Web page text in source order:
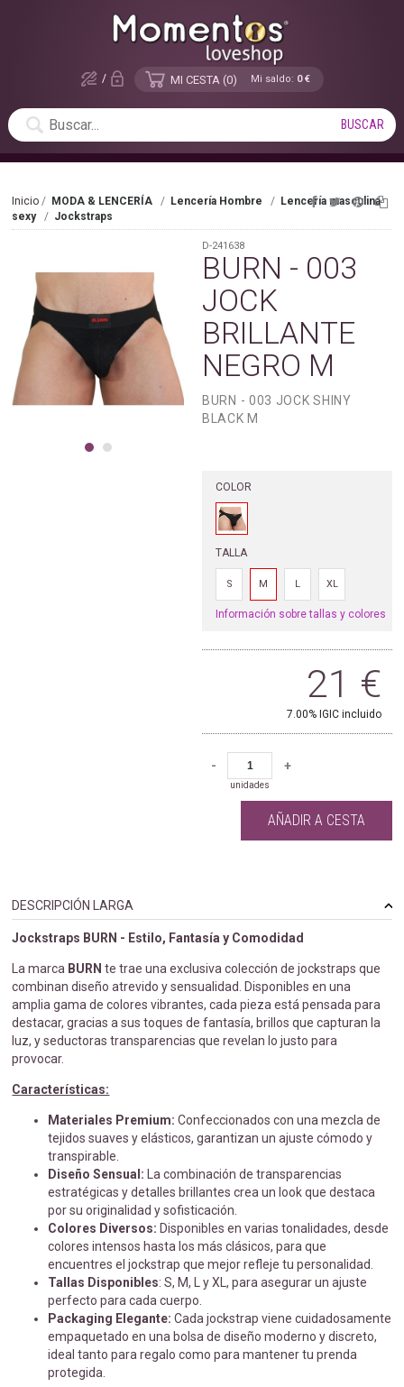
/ MI CESTA 0 Mi saldo: 0 €
Inicio MODA & LENCERÍA Lencería Hombre
Lencería masculina
sexy
Jockstraps
D-241638
BURN - 003
JOCK
BRILLANTE
NEGRO M
BURN - 003 JOCK SHINY
BLACK M
COLOR
TALLA
S M L XL
Información sobre tallas y colores
21 €
7.00% IGIC incluido
-
unidades
+
AÑADIR A CESTA
DESCRIPCIÓN LARGA
Jockstraps BURN - Estilo, Fantasía y Comodidad
La marca BURNte trae una exclusiva colección de jockstraps que
combinan diseño atrevido y sensualidad. Disponibles en una
amplia gama de colores vibrantes, cada pieza está pensada para
destacar, gracias a sus toques de fantasía, brillos que capturan la
luz, y seductoras transparencias que revelan lo justo para
provocar.
Características:
Materiales Premium: Confeccionados con una mezcla de
tejidos suaves y elásticos, garantizan un ajuste cómodo y
transpirable.
Diseño Sensual: La combinación de transparencias
estratégicas y detalles brillantes crea un look que destaca
por su originalidad y sofisticación.
Colores Diversos: Disponibles en varias tonalidades, desde
colores intensos hasta los más clásicos, para que
encuentres el jockstrap que mejor refleje tu personalidad.
Tallas Disponibles: S, M, L y XL, para asegurar un ajuste
perfecto para cada cuerpo.
Packaging Elegante:Cada jockstrap viene cuidadosamente
empaquetado en una bolsa de diseño moderno y discreto,
ideal tanto para regalo como para mantener tu prenda
protegida.